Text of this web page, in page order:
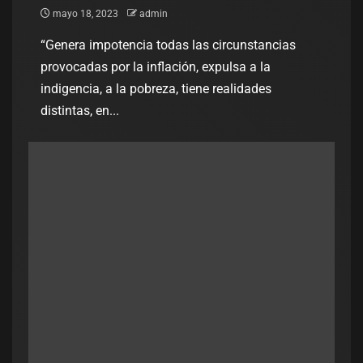
mayo 18, 2023 admin
“Genera impotencia todas las circunstancias
provocadas por la inflación, expulsa a la
indigencia, a la pobreza, tiene realidades
distintas, en...